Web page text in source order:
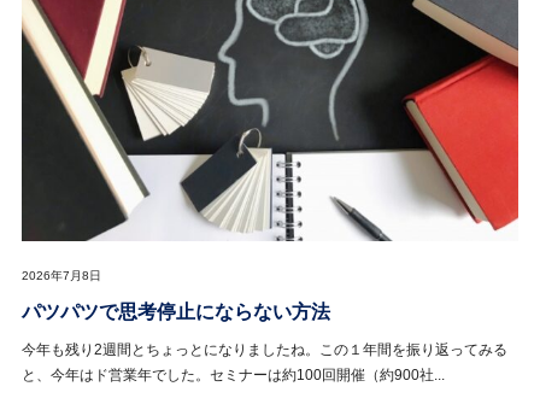
2026年7月8日
パツパツで思考停止にならない方法
今年も残り2週間とちょっとになりましたね。この１年間を振り返ってみる
と、今年はド営業年でした。セミナーは約100回開催（約900社...